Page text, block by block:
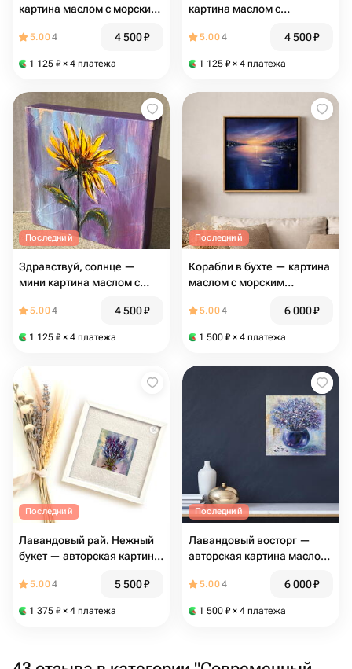
картина маслом с морским
живопись
5.004 4 500₽
1 125 ₽ × 4 платежа
картина маслом с
пейзаж
5.004 4 500₽
1 125 ₽ × 4 платежа
Последний
Здравствуй, солнце —
мини картина маслом с
5.004 4 500₽
1 125 ₽ × 4 платежа
Последний
Корабли в бухте — картина
маслом с морским
5.004 6 000₽
1 500 ₽ × 4 платежа
Последний
Лавандовый рай. Нежный
букет — авторская картина
раме, интерьерная
5.004 5 500₽
1 375 ₽ × 4 платежа
Последний
Лавандовый восторг —
авторская картина маслом
5.004 6 000₽
1 500 ₽ × 4 платежа